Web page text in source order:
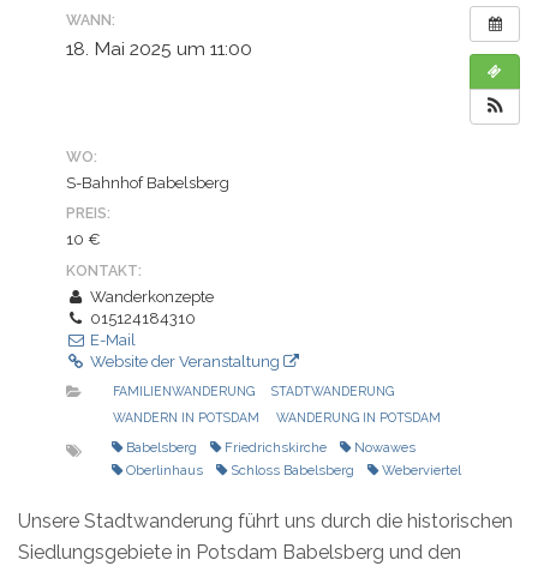
WANN:
18. Mai 2025 um 11:00
WO:
S-Bahnhof Babelsberg
PREIS:
10 €
KONTAKT:
Wanderkonzepte
015124184310
E-Mail
Website der Veranstaltung
FAMILIENWANDERUNG
STADTWANDERUNG
WANDERN IN POTSDAM
WANDERUNG IN POTSDAM
Babelsberg Friedrichskirche
Nowawes
Oberlinhaus
Schloss Babelsberg Weberviertel
Unsere Stadtwanderung führt uns durch die historischen
Siedlungsgebiete in Potsdam Babelsberg und den